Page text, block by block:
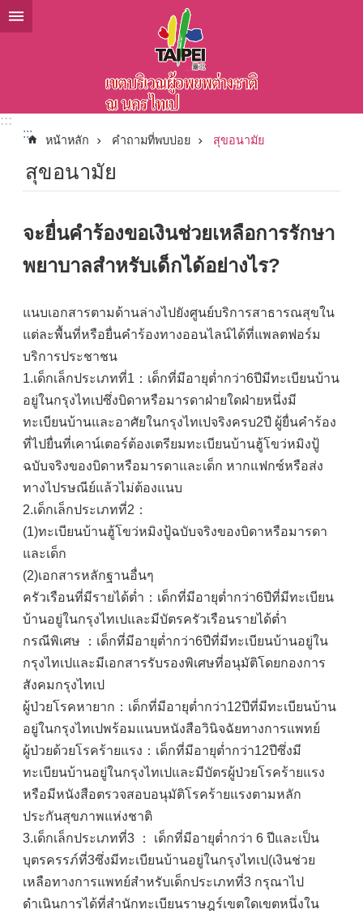
ข้ามไปที่บล็อกเนื้อหาหลัก
:::
:::
หน้าหลัก คำถามที่พบบ่อย สุขอนามัย
สุขอนามัย
จะยื่นคำร้องขอเงินช่วยเหลือการรักษา
พยาบาลสำหรับเด็กได้อย่างไร?
แนบเอกสารตามด้านล่างไปยังศูนย์บริการสาธารณสุขใน
แต่ละพื้นที่หรือยื่นคำร้องทางออนไลน์ได้ที่แพลตฟอร์ม
บริการประชาชน
1.เด็กเล็กประเภทที่1：เด็กที่มีอายุต่ำกว่า6ปีมีทะเบียนบ้าน
อยู่ในกรุงไทเปซึ่งบิดาหรือมารดาฝ่ายใดฝ่ายหนึ่งมี
ทะเบียนบ้านและอาศัยในกรุงไทเปจริงครบ2ปี ผู้ยื่นคำร้อง
ที่ไปยื่นที่เคาน์เตอร์ต้องเตรียมทะเบียนบ้านฮู้โขว่หมิงปู้
ฉบับจริงของบิดาหรือมารดาและเด็ก หากแฟกซ์หรือส่ง
ทางไปรษณีย์แล้วไม่ต้องแนบ
2.เด็กเล็กประเภทที่2：
(1)ทะเบียนบ้านฮู้โขว่หมิงปู้ฉบับจริงของบิดาหรือมารดา
และเด็ก
(2)เอกสารหลักฐานอื่นๆ
ครัวเรือนที่มีรายได้ต่ำ：เด็กที่มีอายุต่ำกว่า6ปีที่มีทะเบียน
บ้านอยู่ในกรุงไทเปและมีบัตรครัวเรือนรายได้ต่ำ
กรณีพิเศษ ：เด็กที่มีอายุต่ำกว่า6ปีที่มีทะเบียนบ้านอยู่ใน
กรุงไทเปและมีเอกสารรับรองพิเศษที่อนุมัติโดยกองการ
สังคมกรุงไทเป
ผู้ป่วยโรคหายาก：เด็กที่มีอายุต่ำกว่า12ปีที่มีทะเบียนบ้าน
อยู่ในกรุงไทเปพร้อมแนบหนังสือวินิจฉัยทางการแพทย์
ผู้ป่วยด้วยโรคร้ายแรง：เด็กที่มีอายุต่ำกว่า12ปีซึ่งมี
ทะเบียนบ้านอยู่ในกรุงไทเปและมีบัตรผู้ป่วยโรคร้ายแรง
หรือมีหนังสือตรวจสอบอนุมัติโรคร้ายแรงตามหลัก
ประกันสุขภาพแห่งชาติ
3.เด็กเล็กประเภทที่3 ： เด็กที่มีอายุต่ำกว่า 6 ปีและเป็น
บุตรครรภ์ที่3ซึ่งมีทะเบียนบ้านอยู่ในกรุงไทเป(เงินช่วย
เหลือทางการแพทย์สำหรับเด็กประเภทที่3 กรุณาไป
ดำเนินการได้ที่สำนักทะเบียนราษฎร์เขตใดเขตหนึ่งใน